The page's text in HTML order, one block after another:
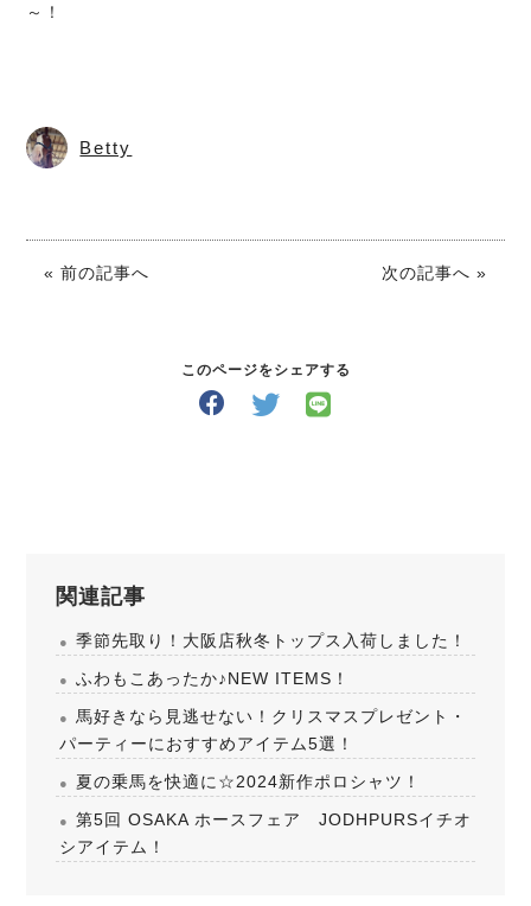
～！
Betty
« 前の記事へ 次の記事へ »
このページをシェアする
関連記事
季節先取り！大阪店秋冬トップス入荷しました！
ふわもこあったか♪NEW ITEMS！
馬好きなら見逃せない！クリスマスプレゼント・
パーティーにおすすめアイテム5選！
夏の乗馬を快適に☆2024新作ポロシャツ！
第5回 OSAKA ホースフェア JODHPURSイチオ
シアイテム！